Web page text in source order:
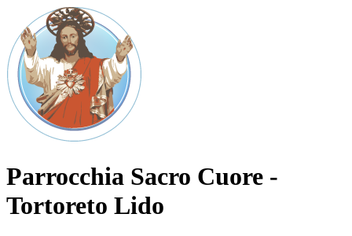
Parrocchia Sacro Cuore -
Tortoreto Lido